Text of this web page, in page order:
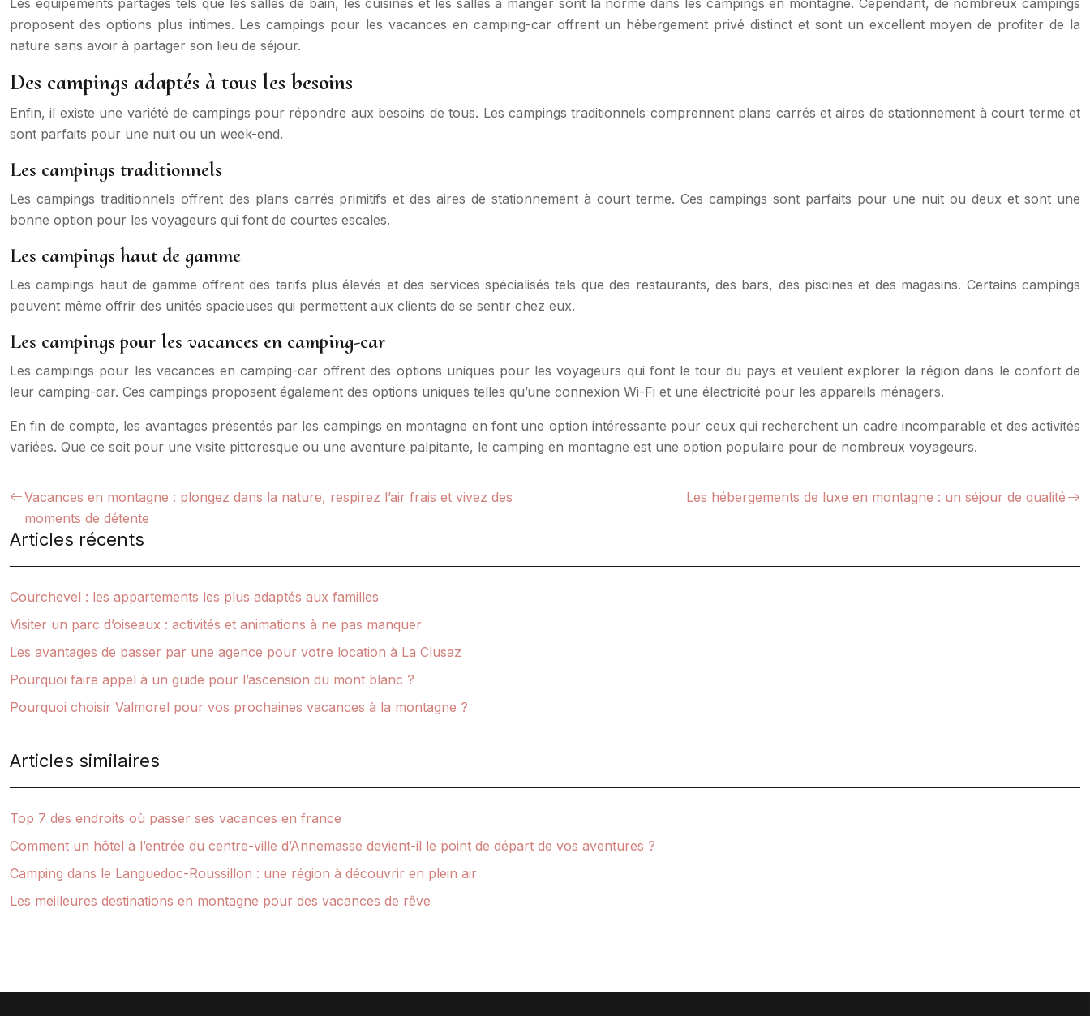
proposent des options plus intimes. Les campings pour les vacances en camping-car offrent un hébergement privé distinct et sont un excellent moyen de profiter de la
nature sans avoir à partager son lieu de séjour.
Des campings adaptés à tous les besoins
Enfin, il existe une variété de campings pour répondre aux besoins de tous. Les campings traditionnels comprennent plans carrés et aires de stationnement à court terme et
sont parfaits pour une nuit ou un week-end.
Les campings traditionnels
Les campings traditionnels offrent des plans carrés primitifs et des aires de stationnement à court terme. Ces campings sont parfaits pour une nuit ou deux et sont une
bonne option pour les voyageurs qui font de courtes escales.
Les campings haut de gamme
Les campings haut de gamme offrent des tarifs plus élevés et des services spécialisés tels que des restaurants, des bars, des piscines et des magasins. Certains campings
peuvent même offrir des unités spacieuses qui permettent aux clients de se sentir chez eux.
Les campings pour les vacances en camping-car
Les campings pour les vacances en camping-car offrent des options uniques pour les voyageurs qui font le tour du pays et veulent explorer la région dans le confort de
leur camping-car. Ces campings proposent également des options uniques telles qu’une connexion Wi-Fi et une électricité pour les appareils ménagers.
En fin de compte, les avantages présentés par les campings en montagne en font une option intéressante pour ceux qui recherchent un cadre incomparable et des activités
variées. Que ce soit pour une visite pittoresque ou une aventure palpitante, le camping en montagne est une option populaire pour de nombreux voyageurs.
Vacances en montagne : plongez dans la nature, respirez l’air frais et vivez des
moments de détente
Les hébergements de luxe en montagne : un séjour de qualité
Articles récents
Courchevel : les appartements les plus adaptés aux familles
Visiter un parc d’oiseaux : activités et animations à ne pas manquer
Les avantages de passer par une agence pour votre location à La Clusaz
Pourquoi faire appel à un guide pour l’ascension du mont blanc ?
Pourquoi choisir Valmorel pour vos prochaines vacances à la montagne ?
Articles similaires
Top 7 des endroits où passer ses vacances en france
Comment un hôtel à l’entrée du centre-ville d’Annemasse devient-il le point de départ de vos aventures ?
Camping dans le Languedoc-Roussillon : une région à découvrir en plein air
Les meilleures destinations en montagne pour des vacances de rêve